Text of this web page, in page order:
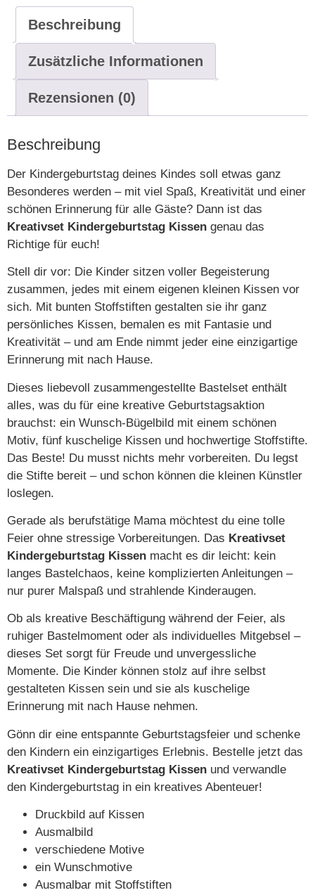
Beschreibung
Zusätzliche Informationen
Rezensionen (0)
Beschreibung
Der Kindergeburtstag deines Kindes soll etwas ganz
Besonderes werden – mit viel Spaß, Kreativität und einer
schönen Erinnerung für alle Gäste? Dann ist das
Kreativset Kindergeburtstag Kissen genau das
Richtige für euch!
Stell dir vor: Die Kinder sitzen voller Begeisterung
zusammen, jedes mit einem eigenen kleinen Kissen vor
sich. Mit bunten Stoffstiften gestalten sie ihr ganz
persönliches Kissen, bemalen es mit Fantasie und
Kreativität – und am Ende nimmt jeder eine einzigartige
Erinnerung mit nach Hause.
Dieses liebevoll zusammengestellte Bastelset enthält
alles, was du für eine kreative Geburtstagsaktion
brauchst: ein Wunsch-Bügelbild mit einem schönen
Motiv, fünf kuschelige Kissen und hochwertige Stoffstifte.
Das Beste! Du musst nichts mehr vorbereiten. Du legst
die Stifte bereit – und schon können die kleinen Künstler
loslegen.
Gerade als berufstätige Mama möchtest du eine tolle
Feier ohne stressige Vorbereitungen. Das Kreativset
Kindergeburtstag Kissen macht es dir leicht: kein
langes Bastelchaos, keine komplizierten Anleitungen –
nur purer Malspaß und strahlende Kinderaugen.
Ob als kreative Beschäftigung während der Feier, als
ruhiger Bastelmoment oder als individuelles Mitgebsel –
dieses Set sorgt für Freude und unvergessliche
Momente. Die Kinder können stolz auf ihre selbst
gestalteten Kissen sein und sie als kuschelige
Erinnerung mit nach Hause nehmen.
Gönn dir eine entspannte Geburtstagsfeier und schenke
den Kindern ein einzigartiges Erlebnis. Bestelle jetzt das
Kreativset Kindergeburtstag Kissen und verwandle
den Kindergeburtstag in ein kreatives Abenteuer!
Druckbild auf Kissen
Ausmalbild
verschiedene Motive
ein Wunschmotive
Ausmalbar mit Stoffstiften